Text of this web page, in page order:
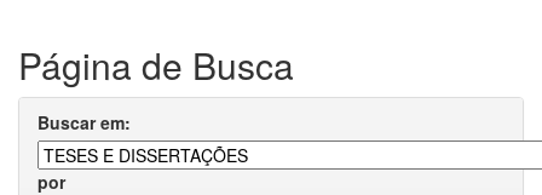
Página de Busca
Buscar em:
por